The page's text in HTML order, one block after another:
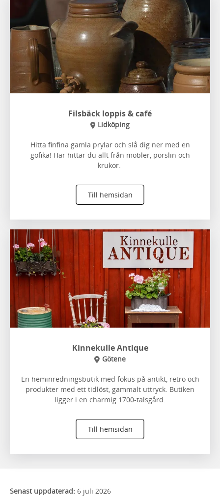
Filsbäck loppis & café
Lidköping
Hitta finfina gamla prylar och slå dig ner med en
gofika! Här hittar du allt från möbler, porslin och
krukor.
Till hemsidan
Kinnekulle Antique
Götene
En heminredningsbutik med fokus på antikt, retro och
produkter med ett tidlöst, gammalt uttryck. Butiken
ligger i en charmig 1700-talsgård.
Till hemsidan
Senast uppdaterad: 6 juli 2026